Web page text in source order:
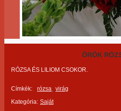
ÖRÖK
RÓZSA ÉS LILIOM CSOKOR.
Címkék: rózsa virág
Kategória: Saját